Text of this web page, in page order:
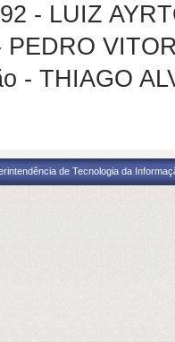
- LUIZ
- THIAGO
de Tecnologia da